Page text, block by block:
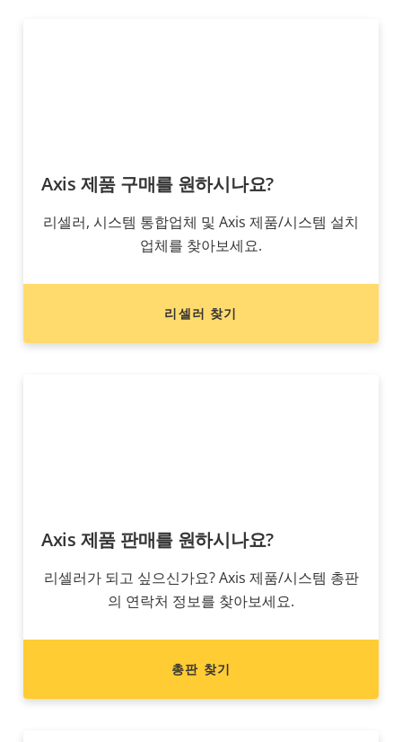
Axis 제품 구매를 원하시나요?
리셀러, 시스템 통합업체 및 Axis 제품/시스템 설치
업체를 찾아보세요.
리셀러 찾기
Axis 제품 판매를 원하시나요?
리셀러가 되고 싶으신가요? Axis 제품/시스템 총판
의 연락처 정보를 찾아보세요.
총판 찾기